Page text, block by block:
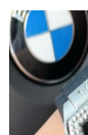
ザ
ー
登
ン
オ
ー
お
当店は正真正銘のn
📢 2026春の新作続々
新作入荷！ルイ・